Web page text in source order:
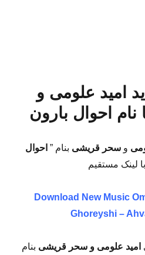
امید علومی و
احوال بارون
و سحر قریشی بنام ” احوال
لینک مستقیم
Download New Music
Ghoreyshi –
امید علومی و سحر قریشی بنام